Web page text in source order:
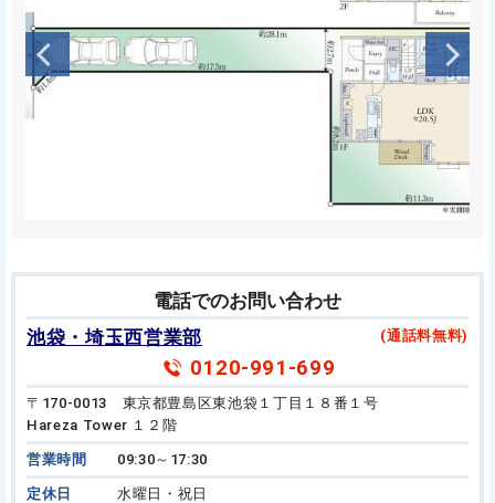
電話でのお問い合わせ
池袋・埼玉西営業部
(通話料無料)
0120-991-699
〒170-0013 東京都豊島区東池袋１丁目１８番１号
Hareza Tower １２階
営業時間 09:30～17:30
定休日 水曜日・祝日